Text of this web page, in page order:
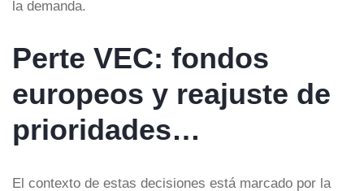
la demanda.
Perte VEC: fondos
europeos y reajuste de
prioridades…
El contexto de estas decisiones está marcado por la